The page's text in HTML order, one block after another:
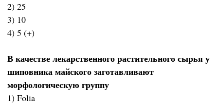
2) 25
3) 10
4) 5 (+)
В качестве лекарственного растительного сырья у
шиповника майского заготавливают
морфологическую группу
1) Folia